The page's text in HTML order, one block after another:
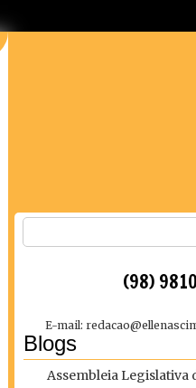
(98)
E-mail:
Blogs
Assembleia Legislativa